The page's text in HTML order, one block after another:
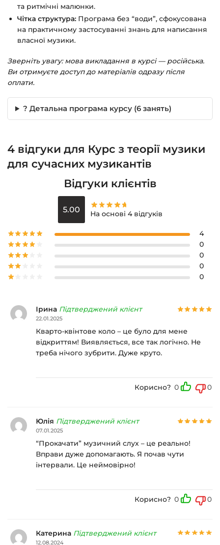
та ритмічні малюнки.
Чітка структура: Програма без “води”, сфокусована
на практичному застосуванні знань для написання
власної музики.
Зверніть увагу: мова викладання в курсі — російська.
Ви отримуєте доступ до матеріалів одразу після
оплати.
? Детальна програма курсу (6 занять)
4 відгуки для Курс з теорії музики
для сучасних музикантів
Відгуки клієнтів
5.00 На основі 4 відгуків
4
0
0
0
0
Ірина Підтверджений клієнт
22.01.2025
Кварто-квінтове коло – це було для мене
відкриттям! Виявляється, все так логічно. Не
треба нічого зубрити. Дуже круто.
Корисно? 0 0
Юлія Підтверджений клієнт
07.01.2025
“Прокачати” музичний слух – це реально!
Вправи дуже допомагають. Я почав чути
інтервали. Це неймовірно!
Корисно? 0 0
Катерина Підтверджений клієнт
12.08.2024